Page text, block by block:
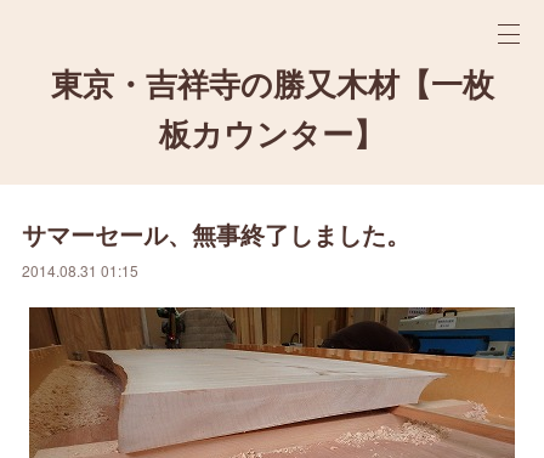
東京・吉祥寺の勝又木材【一枚
板カウンター】
サマーセール、無事終了しました。
2014.08.31 01:15